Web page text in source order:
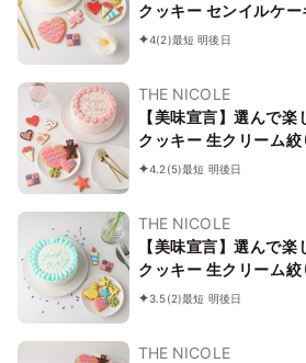
クッキー センイルケ
4(2)最短 明後日
THE NICOLE
【美味宣言】選んで
クッキー 生クリーム絞
ケーキ（赤） クリー
4.2(5)最短 明後日
THE NICOLE
【美味宣言】選んで
クッキー 生クリーム絞
ケーキ（青） クリー
3.5(2)最短 明後日
THE NICOLE